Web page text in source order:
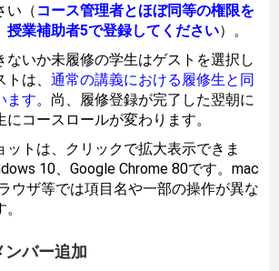
い（ コース管理者とほぼ同等の権限を
授業補助者5で登録してください）。
ないか未履修の学生はゲストを選択し
トは、通常の講義における履修生と同
ます。尚、履修登録が完了した翌朝に
コースロールが変わります。
ットは、クリックで拡大表示できま
10、Google Chrome 80です。mac
ウザ等では項目名や一部の操作が異な
ンバー追加